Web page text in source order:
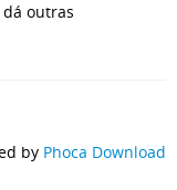
dá outras
by Phoca Download